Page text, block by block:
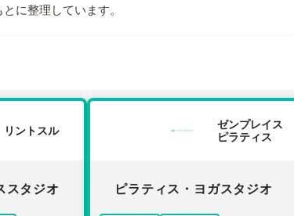
に整理しています。
リントスル
スタジオ
ゼンプレイス
ピラティス
ピラティス・ヨガスタジオ